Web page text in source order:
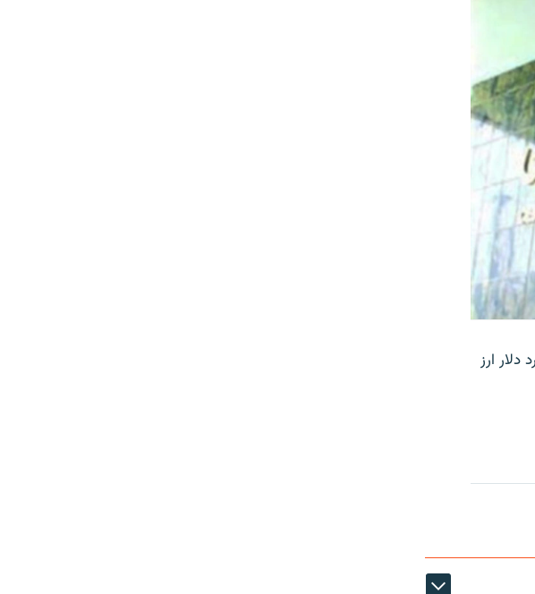
گفته‌های یک نماینده مجلس درباره گم شدن ۹ میلیارد دلار ارز